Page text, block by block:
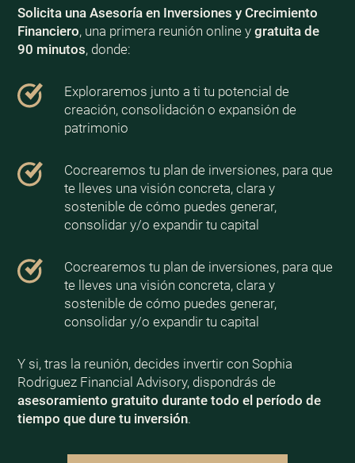
Solicita una Asesoría en Inversiones y Crecimiento
Financiero, una primera reunión online y gratuita de
90 minutos, donde:
Exploraremos junto a ti tu potencial de
creación, consolidación o expansión de
patrimonio
Cocrearemos tu plan de inversiones, para que
te lleves una visión concreta, clara y
sostenible de cómo puedes generar,
consolidar y/o expandir tu capital
Cocrearemos tu plan de inversiones, para que
te lleves una visión concreta, clara y
sostenible de cómo puedes generar,
consolidar y/o expandir tu capital
Y si, tras la reunión, decides invertir con Sophia
Rodriguez Financial Advisory, dispondrás de
asesoramiento gratuito durante todo el período de
tiempo que dure tu inversión.